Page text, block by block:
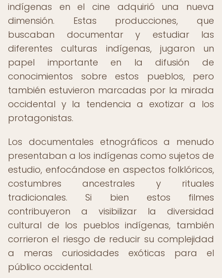
indígenas en el cine adquirió una nueva
dimensión. Estas producciones, que
buscaban documentar y estudiar las
diferentes culturas indígenas, jugaron un
papel importante en la difusión de
conocimientos sobre estos pueblos, pero
también estuvieron marcadas por la mirada
occidental y la tendencia a exotizar a los
protagonistas.
Los documentales etnográficos a menudo
presentaban a los indígenas como sujetos de
estudio, enfocándose en aspectos folklóricos,
costumbres ancestrales y rituales
tradicionales. Si bien estos filmes
contribuyeron a visibilizar la diversidad
cultural de los pueblos indígenas, también
corrieron el riesgo de reducir su complejidad
a meras curiosidades exóticas para el
público occidental.